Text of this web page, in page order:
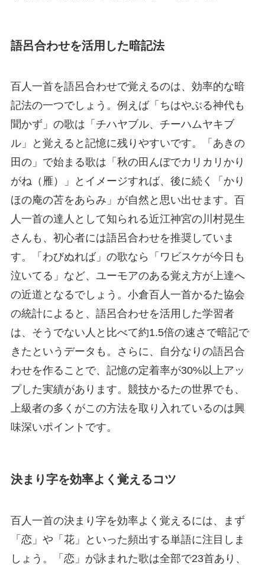
語呂合わせを活用した暗記法
百人一首を語呂合わせで覚えるのは、効率的な暗
記法の一つでしょう。例えば「ちはやぶる神代も
聞かず」の歌は「チハヤブル、チーハムヤキブ
ル」と覚えると記憶に残りやすいです。「あきの
田の」で始まる歌は「秋の田んぼでカリカリかり
がね（雁）」とイメージすれば、後に続く「かり
ほの庵の苫をあらみ」が自然と思い出せます。百
人一首の達人として知られる近江神宮の川村晃生
さんも、初心者には語呂合わせを推奨していま
す。「わびぬれば」の歌なら「ワビスケが今日も
泣いてる」など、ユーモアのある覚え方が上達へ
の近道となるでしょう。小倉百人一首かるた協会
の統計によると、語呂合わせを活用した学習者
は、そうでない人と比べて約1.5倍の速さで暗記で
きたというデータも。さらに、自分なりの語呂合
わせを作ることで、記憶の定着率が30%以上アッ
プした実績があります。競技かるたの世界でも、
上級者の多くがこの方法を取り入れているのは興
味深いポイントです。
決まり字を効率よく覚えるコツ
百人一首の決まり字を効率よく覚えるには、まず
「恋」や「花」といった頻出する単語に注目しま
しょう。「恋」が詠まれた歌は全部で23首あり、